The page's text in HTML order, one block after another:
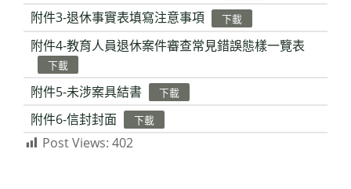
附件3-退休事實表填寫注意事項 下載
附件4-教育人員退休案件審查常見錯誤態樣一覽表
下載
附件5-未涉案具結書 下載
附件6-信封封面 下載
Post Views: 402